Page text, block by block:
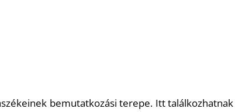
bemutatkozási terepe. Itt találkozhatnak